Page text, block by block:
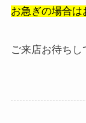
お急ぎの場合は
ご来店お待ちし